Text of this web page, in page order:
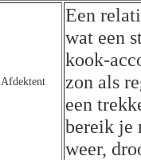
Afdektent
Een
wat een
kook-
zon als
een
bereik je
weer,